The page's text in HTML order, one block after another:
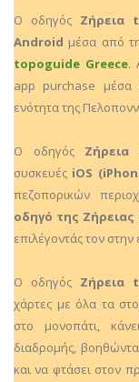
Ο οδηγός Ζήρεια
Android μέσα από
topoguide Greece.
app purchase μέσα
ενότητα της
Ο οδηγός
συσκευές iOS
πεζοπορικών
οδηγό της Ζήρειας
επιλέγοντάς τον
Ο οδηγός Ζήρεια
χάρτες με όλα τα
στο μονοπάτι,
διαδρομής,
και να φτάσει στον